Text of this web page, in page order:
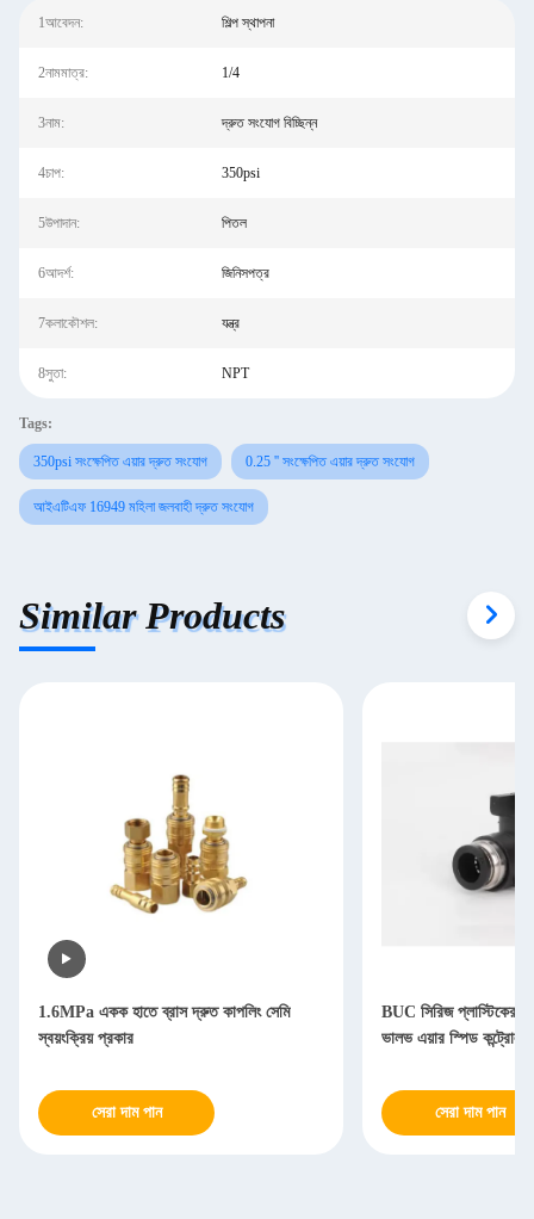
1আবেদন: শিল্প স্থাপনা
2নামমাত্র: 1/4
3নাম: দ্রুত সংযোগ বিচ্ছিন্ন
4চাপ: 350psi
5উপাদান: পিতল
6আদর্শ: জিনিসপত্র
7কলাকৌশল: যন্ত্র
8সুতা: NPT
Tags:
350psi সংক্ষেপিত এয়ার দ্রুত সংযোগ 0.25 '' সংক্ষেপিত এয়ার দ্রুত সংযোগ
আইএটিএফ 16949 মহিলা জলবাহী দ্রুত সংযোগ
Similar Products
1.6MPa একক হাতে ব্রাস দ্রুত কাপলিং সেমি
স্বয়ংক্রিয় প্রকার
সেরা দাম পান
BUC সিরিজ প্লাস্টিকের
ভালভ এয়ার স্পিড কন্ট্রোলার
সেরা দাম পান